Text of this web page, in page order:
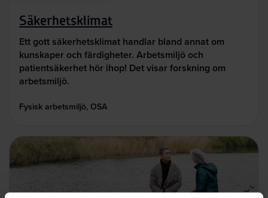
Säkerhetsklimat
Ett gott säkerhetsklimat handlar bland annat om
kunskaper och färdigheter. Arbetsmiljö och
patientsäkerhet hör ihop! Det visar forskning om
arbetsmiljö.
Fysisk arbetsmiljö, OSA